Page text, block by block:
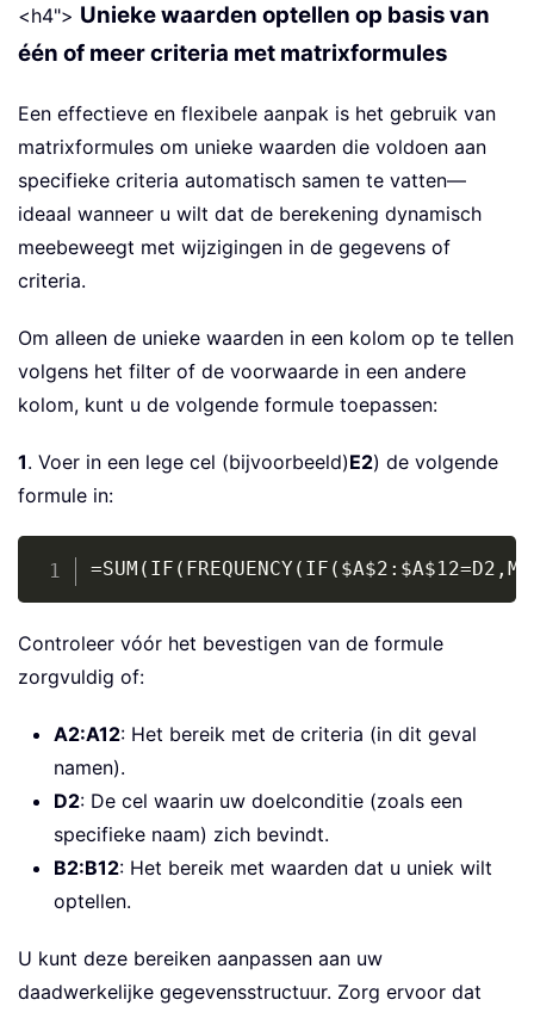
<h4"> Unieke waarden optellen op basis van
één of meer criteria met matrixformules
Een effectieve en flexibele aanpak is het gebruik van
matrixformules om unieke waarden die voldoen aan
specifieke criteria automatisch samen te vatten—
ideaal wanneer u wilt dat de berekening dynamisch
meebeweegt met wijzigingen in de gegevens of
criteria.
Om alleen de unieke waarden in een kolom op te tellen
volgens het filter of de voorwaarde in een andere
kolom, kunt u de volgende formule toepassen:
1. Voer in een lege cel (bijvoorbeeld)E2) de volgende
formule in:
Copy
Controleer vóór het bevestigen van de formule
zorgvuldig of:
A2:A12: Het bereik met de criteria (in dit geval
namen).
D2: De cel waarin uw doelconditie (zoals een
specifieke naam) zich bevindt.
B2:B12: Het bereik met waarden dat u uniek wilt
optellen.
U kunt deze bereiken aanpassen aan uw
daadwerkelijke gegevensstructuur. Zorg ervoor dat